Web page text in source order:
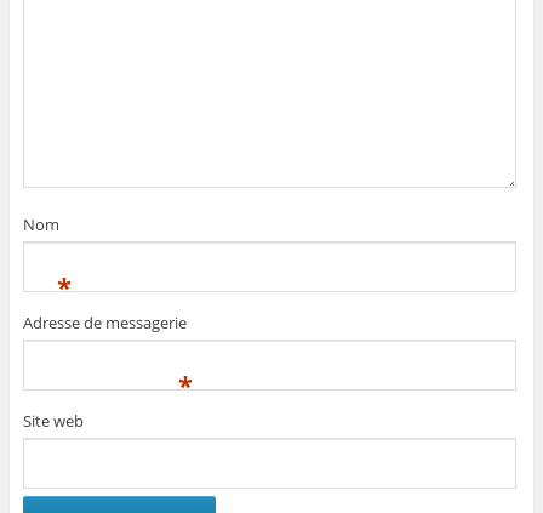
Nom
*
Adresse de messagerie
*
Site web